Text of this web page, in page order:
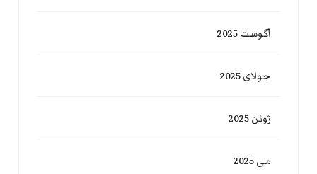
آگوست 2025
جولای 2025
ژوئن 2025
می 2025